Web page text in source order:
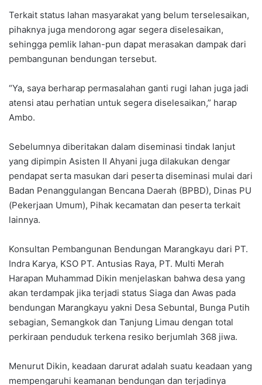
Terkait status lahan masyarakat yang belum terselesaikan,
pihaknya juga mendorong agar segera diselesaikan,
sehingga pemlik lahan-pun dapat merasakan dampak dari
pembangunan bendungan tersebut.
“Ya, saya berharap permasalahan ganti rugi lahan juga jadi
atensi atau perhatian untuk segera diselesaikan,” harap
Ambo.
Sebelumnya diberitakan dalam diseminasi tindak lanjut
yang dipimpin Asisten II Ahyani juga dilakukan dengar
pendapat serta masukan dari peserta diseminasi mulai dari
Badan Penanggulangan Bencana Daerah (BPBD), Dinas PU
(Pekerjaan Umum), Pihak kecamatan dan peserta terkait
lainnya.
Konsultan Pembangunan Bendungan Marangkayu dari PT.
Indra Karya, KSO PT. Antusias Raya, PT. Multi Merah
Harapan Muhammad Dikin menjelaskan bahwa desa yang
akan terdampak jika terjadi status Siaga dan Awas pada
bendungan Marangkayu yakni Desa Sebuntal, Bunga Putih
sebagian, Semangkok dan Tanjung Limau dengan total
perkiraan penduduk terkena resiko berjumlah 368 jiwa.
Menurut Dikin, keadaan darurat adalah suatu keadaan yang
mempengaruhi keamanan bendungan dan terjadinya